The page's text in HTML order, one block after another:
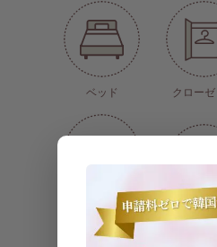
ベッド クローゼ
エアコン(個人管理
式)
床暖房(中